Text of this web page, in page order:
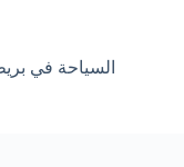
السياحة في